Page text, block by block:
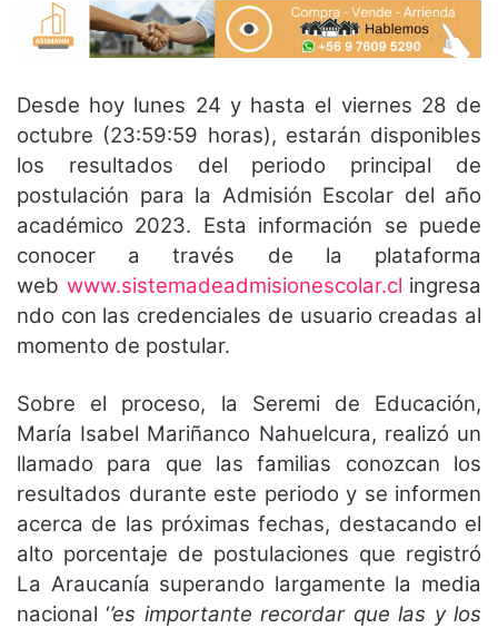
Desde hoy lunes 24 y hasta el viernes 28 de
octubre (23:59:59 horas), estarán disponibles
los resultados del periodo principal de
postulación para la Admisión Escolar del año
académico 2023. Esta información se puede
conocer a través de la plataforma
web www.sistemadeadmisionescolar.cl ingresa
ndo con las credenciales de usuario creadas al
momento de postular.
Sobre el proceso, la Seremi de Educación,
María Isabel Mariñanco Nahuelcura, realizó un
llamado para que las familias conozcan los
resultados durante este periodo y se informen
acerca de las próximas fechas, destacando el
alto porcentaje de postulaciones que registró
La Araucanía superando largamente la media
nacional ‘’es importante recordar que las y los